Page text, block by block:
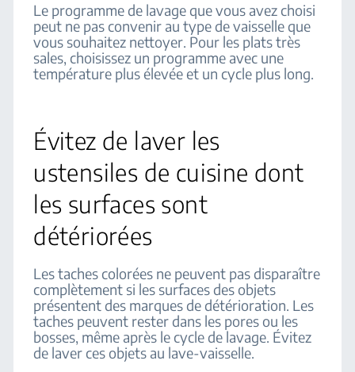
Le programme de lavage que vous avez choisi
peut ne pas convenir au type de vaisselle que
vous souhaitez nettoyer. Pour les plats très
sales, choisissez un programme avec une
température plus élevée et un cycle plus long.
Évitez de laver les
ustensiles de cuisine dont
les surfaces sont
détériorées
Les taches colorées ne peuvent pas disparaître
complètement si les surfaces des objets
présentent des marques de détérioration. Les
taches peuvent rester dans les pores ou les
bosses, même après le cycle de lavage. Évitez
de laver ces objets au lave-vaisselle.